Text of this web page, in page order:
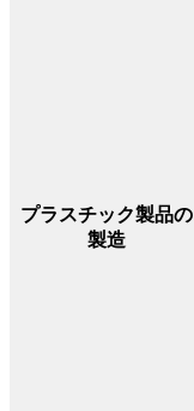
プラスチック製品の
製造